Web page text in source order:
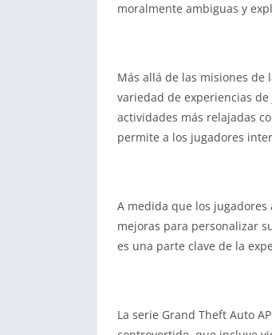
moralmente ambiguas y
Más allá de las misiones
variedad de experiencias
actividades más relajadas
permite a los jugadores
A medida que los
mejoras para personalizar
es una parte clave de la
La serie Grand Theft Auto